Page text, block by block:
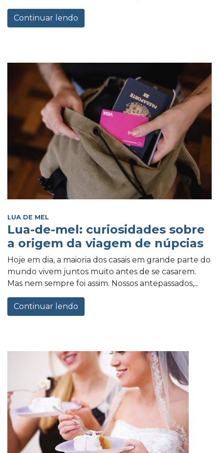
Continuar lendo
LUA DE MEL
Lua-de-mel: curiosidades sobre
a origem da viagem de núpcias
Hoje em dia, a maioria dos casais em grande parte do
mundo vivem juntos muito antes de se casarem.
Mas nem sempre foi assim. Nossos antepassados,...
Continuar lendo